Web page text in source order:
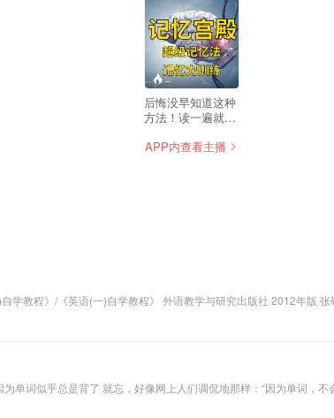
--
后悔没早知道这种
方法！读一遍就能
方法！高效学习
力、想象力、记忆
力、创造力和自信
APP内查看主播
适用：自学考试 课程代码：